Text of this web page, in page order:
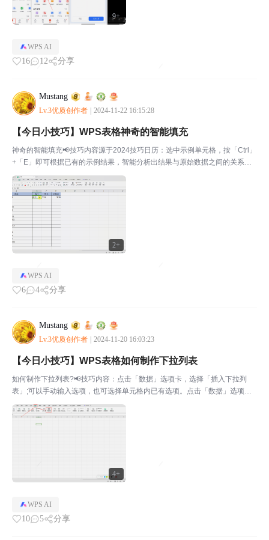
9+
WPS AI
16 12 分享
Mustang
Lv.3优质创作者 2024-11-22 16:15:28
2+
【今日小技巧】WPS表格神奇的智能填充
神奇的智能填充📢技巧内容源于2024技巧日历：选中示例单元格，按「Ctrl」
+「E」即可根据已有的示例结果，智能分析出结果与原始数据之间的关系，
据此填充同列的其他单元格。📢上一个小技巧：【今日小技巧】WPS表格如
何制作下拉列表📢【每天一个小技巧合集】📢帖子...
WPS AI
6 4 分享
Mustang
Lv.3优质创作者 2024-11-20 16:03:23
4+
【今日小技巧】WPS表格如何制作下拉列表
如何制作下拉列表?📢技巧内容：点击「数据」选项卡，选择「插入下拉列
表」;可以手动输入选项，也可选择单元格内已有选项。点击「数据」选项
卡，选择「插入下拉列表」可以手动输入选项也可选择单元格内已有选项📢上
一个小技巧：【今日小技巧】WPS文字 设置页码从任意页开...
WPS AI
10 5 分享